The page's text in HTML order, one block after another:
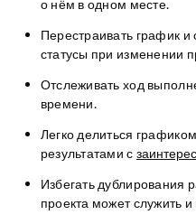
о нём в одном месте.
Перестраивать график и
статусы при изменении
Отслеживать ход
времени.
Легко делиться
результатами с
Избегать дублирования
проекта может служить